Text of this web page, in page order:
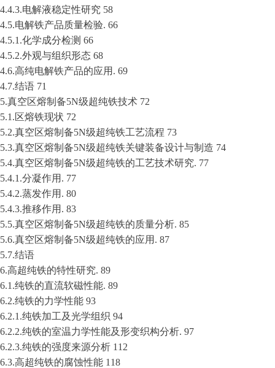
4.4.3.电解液稳定性研究 58
4.5.电解铁产品质量检验. 66
4.5.1.化学成分检测 66
4.5.2.外观与组织形态 68
4.6.高纯电解铁产品的应用. 69
4.7.结语 71
5.真空区熔制备5N级超纯铁技术 72
5.1.区熔铁现状 72
5.2.真空区熔制备5N级超纯铁工艺流程 73
5.3.真空区熔制备5N级超纯铁关键装备设计与制造 74
5.4.真空区熔制备5N级超纯铁的工艺技术研究. 77
5.4.1.分凝作用. 77
5.4.2.蒸发作用. 80
5.4.3.推移作用. 83
5.5.真空区熔制备5N级超纯铁的质量分析. 85
5.6.真空区熔制备5N级超纯铁的应用. 87
5.7.结语
6.高超纯铁的特性研究. 89
6.1.纯铁的直流软磁性能. 89
6.2.纯铁的力学性能 93
6.2.1.纯铁加工及光学组织 94
6.2.2.纯铁的室温力学性能及形变织构分析. 97
6.2.3.纯铁的强度来源分析 112
6.3.高超纯铁的腐蚀性能 118